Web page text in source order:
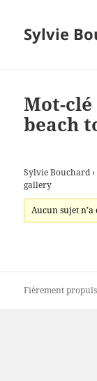
Sylvie
Mot-
beach
Sylvie Bouchard ›
gallery
Aucun sujet
Fièrement